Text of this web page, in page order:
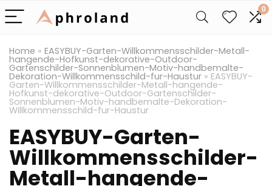
0
Home » EASYBUY-Garten-Willkommensschilder-Metall-
hangende-Hofkunst-dekorative-Outdoor-
Gartenschilder-Sonnenblumen-Motiv-handbemalte-
Dekoration-Willkommensschild-fur-Haustur » EASYBUY-
Garten-Willkommensschilder-Metall-hangende-
Hofkunst-dekorative-Outdoor-Gartenschilder-
Sonnenblumen-Motiv-handbemalte-Dekoration-
Willkommensschild-fur-Haustur
EASYBUY-Garten-
Willkommensschilder-
Metall-hangende-